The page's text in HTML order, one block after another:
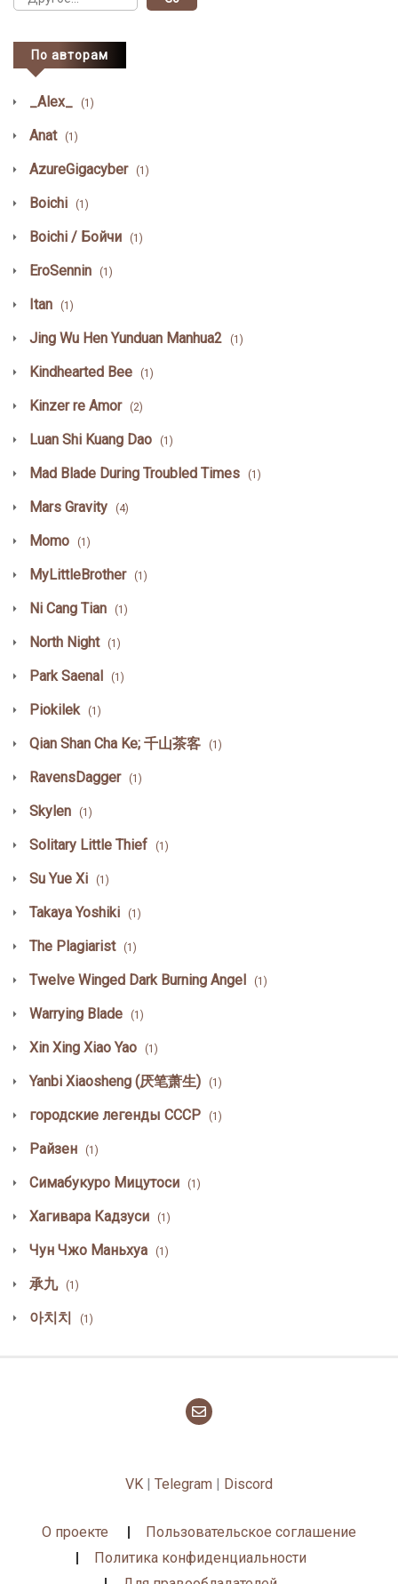
По авторам
_Alex_ (1)
Anat (1)
AzureGigacyber (1)
Boichi (1)
Boichi / Бойчи (1)
EroSennin (1)
Itan (1)
Jing Wu Hen Yunduan Manhua2 (1)
Kindhearted Bee (1)
Kinzer re Amor (2)
Luan Shi Kuang Dao (1)
Mad Blade During Troubled Times (1)
Mars Gravity (4)
Momo (1)
MyLittleBrother (1)
Ni Cang Tian (1)
North Night (1)
Park Saenal (1)
Piokilek (1)
Qian Shan Cha Ke; 千山茶客 (1)
RavensDagger (1)
Skylen (1)
Solitary Little Thief (1)
Su Yue Xi (1)
Takaya Yoshiki (1)
The Plagiarist (1)
Twelve Winged Dark Burning Angel (1)
Warrying Blade (1)
Xin Xing Xiao Yao (1)
Yanbi Xiaosheng (厌笔萧生) (1)
городские легенды СССР (1)
Райзен (1)
Симабукуро Мицутоси (1)
Хагивара Кадзуси (1)
Чун Чжо Маньхуа (1)
承九 (1)
아치치 (1)
VK | Telegram | Discord
О проекте
Пользовательское соглашение
Политика конфиденциальности